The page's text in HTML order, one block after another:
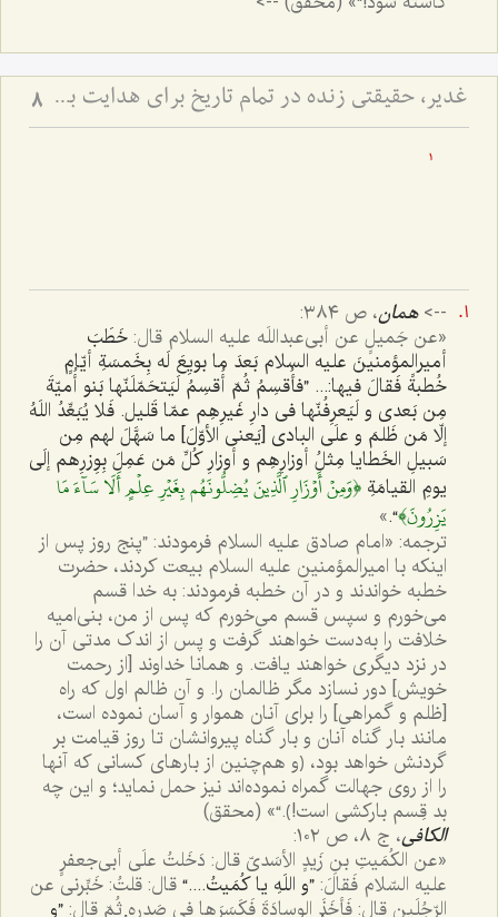
غدیر، حقیقتی زنده در تمام تاریخ برای هدایت بشر - توضیحی در رابطه با حدیث عشیره 8
1
-->همان، ص ٣٨٤:
«عن جَمیلٍ عن أبی‌عبداللَه علیه السلام قال:خَطَبَ
أمیرالمؤمنینَ علیه السلام بَعدَ ما بویِعَ لَه بِخَمسَةِ أیّامٍ
خُطبةً فَقالَ فیها:... ”فأُقسِمُ ثُمّ أُقسِمُ لَیَتحَمّلَنّها بَنو أُمیّةَ
مِن بَعدی و لَیَعرِفُنّها فی دارِ غَیرِهِم عمّا قَلیل. فَلا یُبَعِّدُ اللَهُ
إلّا مَن ظَلمَ و علَی البادی [یَعنی الأوّلَ] ما سَهَّلَ لهم مِن
سَبیلِ الخَطایا مِثلُ أوزارِهِم و أوزارِ کُلِّ مَن عَمِلَ بِوِزرِهم إلَی
یومِ القیامَةِ ﴿وَمِنۡ أَوۡزَارِ ٱلَّذِينَ يُضِلُّونَهُم بِغَيۡرِ عِلۡمٍ أَلَا سَآءَ مَا
يَزِرُونَ﴾“.
»
ترجمه: «امام صادق علیه السلام فرمودند: ”پنج روز پس از
اینکه با امیرالمؤمنین علیه السلام بیعت کردند، حضرت
خطبه خواندند و در آن خطبه فرمودند: به خدا قسم
می‌خورم و سپس قسم می‌خورم که پس از من، بنی‌امیه
خلافت را به‌دست خواهند گرفت و پس از اندک مدتی آن را
در نزد دیگری خواهند یافت. و همانا خداوند [از رحمت
خویش] دور نسازد مگر ظالمان را. و آن ظالم اول که راه
[ظلم و گمراهی] را برای آنان هموار و آسان نموده است،
مانند بار گناه آنان و بار گناه پیروانشان تا روز قیامت بر
گردنش خواهد بود، ﴿و هم‌چنین از بارهای کسانی که آنها
را از روی جهالت گمراه نموده‌اند نیز حمل نماید؛ و این چه
بد قِسم بارکشی است!﴾.“» (محقق)
الکافی، ج ٨، ص ١٠٢:
«عن الکُمَیتِ بنِ زَیدٍ الأسَدیّ قال: دَخَلتُ علَی أبی‌جعفرٍ
علیه السّلام فَقالَ:”و اللَهِ یا کُمَیتُ....“قال: قلتُ: خَبِّرنی عن
الرّجُلَینِ قال: فَأخَذَ الوِسادَةَ فَکَسَرَها فی صَدرِهِ ثُمّ قال:”و